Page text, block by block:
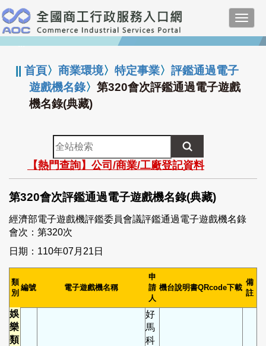
跳
到
主
要
:::
||首頁〉商業環境〉特定事業〉評鑑通過電子
遊戲機名錄〉第320會次評鑑通過電子遊戲
機名錄(典藏)
全
站
檢
索
【熱門查詢】公司/商業/工廠登記資料
第320會次評鑑通過電子遊戲機名錄(典藏)
經濟部電子遊戲機評鑑委員會議評鑑通過電子遊戲機名錄
會次：第320次
日期：110年07月21日
類
別
編號 電子遊戲機名稱
申
請
人
機台說明書QRcode下載
備
註
娛
樂
類
好
馬
科